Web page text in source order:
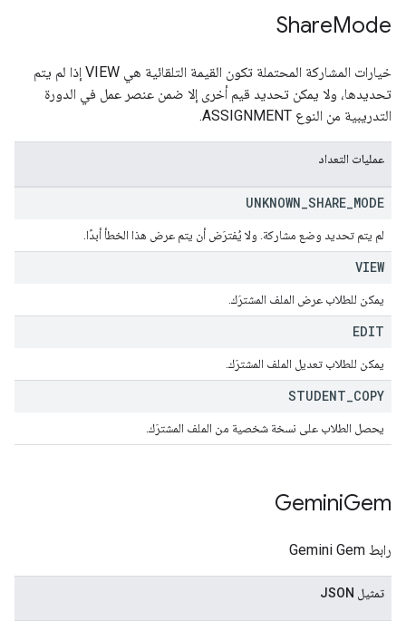
ShareMode
خيارات المشاركة المحتملة تكون القيمة التلقائية هي VIEW إذا لم يتم
تحديدها، ولا يمكن تحديد قيم أخرى إلا ضمن عنصر عمل في الدورة
التدريبية من النوع ASSIGNMENT.
عمليات التعداد
UNKNOWN SHARE MODE
لم يتم تحديد وضع مشاركة. ولا يُفترَض أن يتم عرض هذا الخطأ أبدًا.
VIEW
يمكن للطلاب عرض الملف المشترَك.
EDIT
يمكن للطلاب تعديل الملف المشترَك.
STUDENT COPY
يحصل الطلاب على نسخة شخصية من الملف المشترَك.
GeminiGem
رابط Gemini Gem
تمثيل JSON